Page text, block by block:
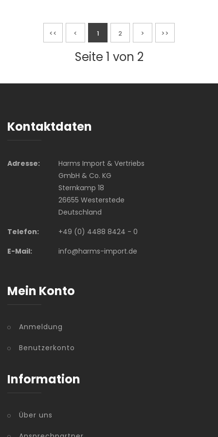
<< < 1 2 > >>
Seite 1 von 2
Kontaktdaten
Adresse:
Harms Import & Vertriebs
GmbH & Co. KG
Sternkamp 18
26655 Westerstede
Deutschland
Telefon:
+49 (0) 4488 8424 - 0
E-Mail:
info@harms-import.de
Mein Konto
Anmeldung
Benutzerkonto
Information
Über uns